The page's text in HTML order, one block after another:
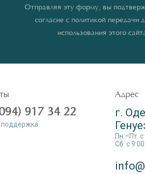
Отправляя эту форму, вы
согласие с политикой передачи
использования этого
917 34 22
поддержка
Адрес
г.
Пн.–Пт.
Сб. c